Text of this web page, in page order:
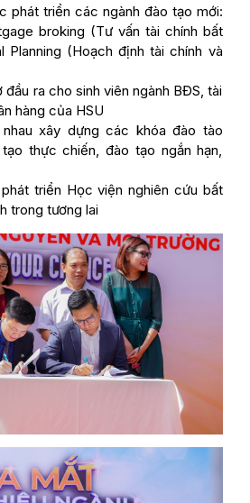
phát triển các ngành đào tạo mới:
broking (Tư vấn tài chính bất
Planning (Hoạch định tài chính và
ra cho sinh viên ngành BĐS, tài
hàng của HSU
xây dựng các khóa đào tào
thực chiến, đào tạo ngắn hạn,
triển Học viện nghiên cứu bất
trong tương lai